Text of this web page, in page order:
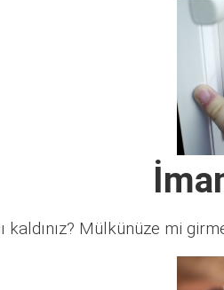
kaldınız? Mülkünüze mi